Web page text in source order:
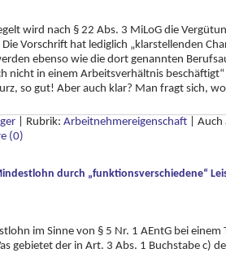
wird nach § 22 Abs. 3 MiLoG die
Vorschrift hat lediglich „klarstellenden
ebenso wie die dort genannten
nicht in einem Arbeitsverhältnis beschäftigt“
so gut! Aber auch klar? Man fragt sich,
Rubrik: Arbeitnehmereigenschaft Auch
(0)
durch „funktionsverschiedene“
im Sinne von § 5 Nr. 1 AEntG bei einem
gebietet der in Art. 3 Abs. 1 Buchstabe c)